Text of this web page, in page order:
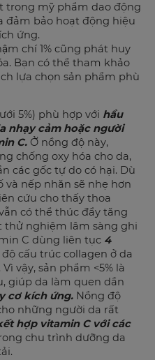
trong mỹ phẩm dao động
đảm bảo hoạt động hiệu
ứng.
chí 1% cũng phát huy
Bạn có thể tham khảo
lựa chọn sản phẩm phù
5%) phù hợp với hầu
nhạy cảm hoặc người
C. Ở nồng độ này,
chống oxy hóa cho da,
các gốc tự do có hại. Dù
và nếp nhăn sẽ nhẹ hơn
cứu cho thấy thoa
có thể thúc đẩy tăng
thử nghiệm lâm sàng ghi
C dùng liên tục 4
cấu trúc collagen ở da
vậy, sản phẩm <5% là
giúp da làm quen dần
cơ kích ứng. Nồng độ
những người da rất
hợp vitamin C với các
chu trình dưỡng da